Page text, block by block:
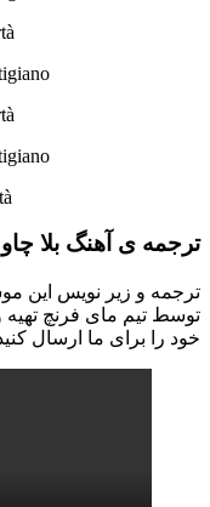
ترجمه ی آهنگ بلا چاو
ترجمه و زیر نویس این
توسط تیم مای فرنچ تهیه
خود را برای ما ارسال